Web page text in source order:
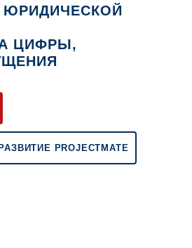
ЮРИДИЧЕСКОЙ
ЦИФРЫ,
PROJECTMATE